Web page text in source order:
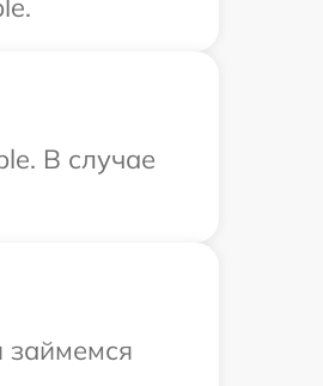
В случае
займемся